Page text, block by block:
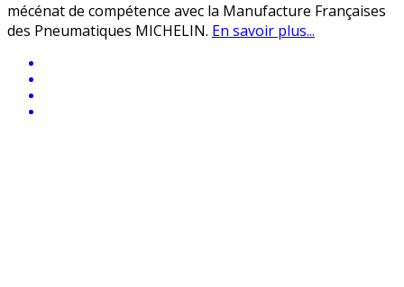
mécénat de compétence avec la Manufacture Françaises
des Pneumatiques MICHELIN. En savoir plus...